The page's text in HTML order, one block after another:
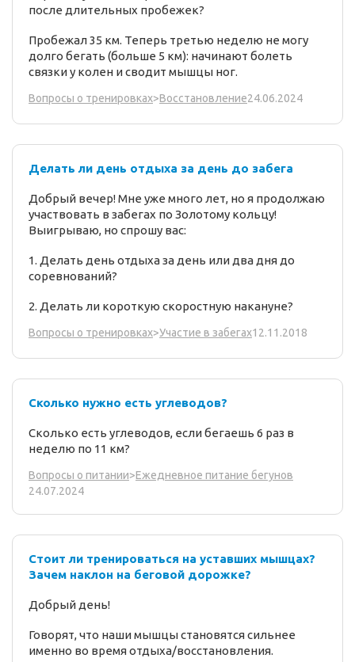
после длительных пробежек?
Пробежал 35 км. Теперь третью неделю не могу
долго бегать (больше 5 км): начинают болеть
связки у колен и сводит мышцы ног.
Вопросы о тренировках>Восстановление24.06.2024
Делать ли день отдыха за день до забега
Добрый вечер! Мне уже много лет, но я продолжаю
участвовать в забегах по Золотому кольцу!
Выигрываю, но спрошу вас:
1. Делать день отдыха за день или два дня до
соревнований?
2. Делать ли короткую скоростную накануне?
Вопросы о тренировках>Участие в забегах12.11.2018
Сколько нужно есть углеводов?
Сколько есть углеводов, если бегаешь 6 раз в
неделю по 11 км?
Вопросы о питании>Ежедневное питание бегунов
24.07.2024
Стоит ли тренироваться на уставших мышцах?
Зачем наклон на беговой дорожке?
Добрый день!
Говорят, что наши мышцы становятся сильнее
именно во время отдыха/восстановления.